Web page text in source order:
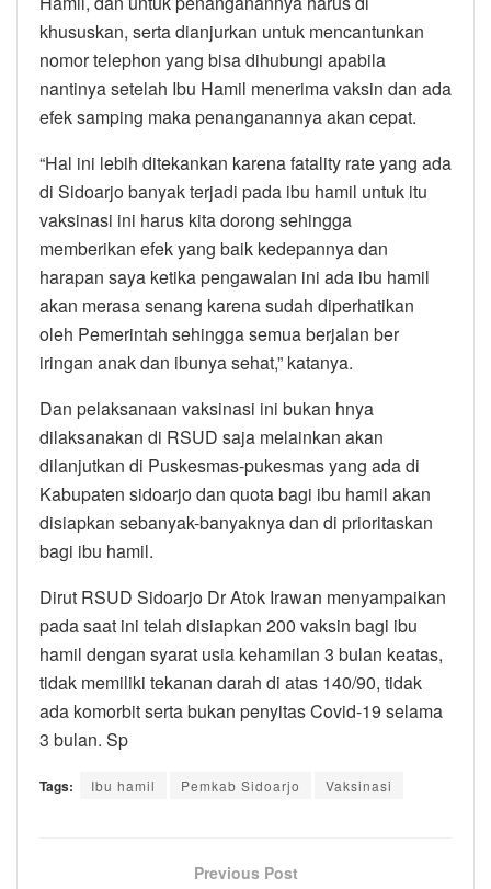
khususkan, serta dianjurkan untuk mencantunkan
nomor telephon yang bisa dihubungi apabila
nantinya setelah Ibu Hamil menerima vaksin dan ada
efek samping maka penanganannya akan cepat.
“Hal ini lebih ditekankan karena fatality rate yang ada
di Sidoarjo banyak terjadi pada ibu hamil untuk itu
vaksinasi ini harus kita dorong sehingga
memberikan efek yang baik kedepannya dan
harapan saya ketika pengawalan ini ada ibu hamil
akan merasa senang karena sudah diperhatikan
oleh Pemerintah sehingga semua berjalan ber
iringan anak dan ibunya sehat,” katanya.
Dan pelaksanaan vaksinasi ini bukan hnya
dilaksanakan di RSUD saja melainkan akan
dilanjutkan di Puskesmas-pukesmas yang ada di
Kabupaten sidoarjo dan quota bagi ibu hamil akan
disiapkan sebanyak-banyaknya dan di prioritaskan
bagi ibu hamil.
Dirut RSUD Sidoarjo Dr Atok Irawan menyampaikan
pada saat ini telah disiapkan 200 vaksin bagi ibu
hamil dengan syarat usia kehamilan 3 bulan keatas,
tidak memiliki tekanan darah di atas 140/90, tidak
ada komorbit serta bukan penyitas Covid-19 selama
3 bulan. Sp
Tags: Ibu hamil Pemkab Sidoarjo Vaksinasi
Previous Post